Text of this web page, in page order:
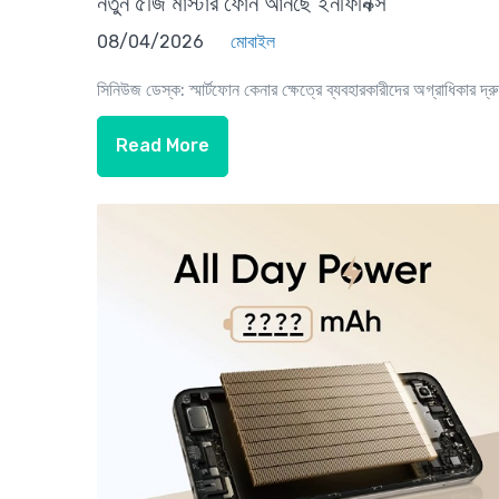
08/04/2026 মোবাইল
সিনিউজ ডেস্ক: স্মার্টফোন কেনার ক্ষেত্রে ব্যবহারকারীদের অগ্রাধিকার
Read More